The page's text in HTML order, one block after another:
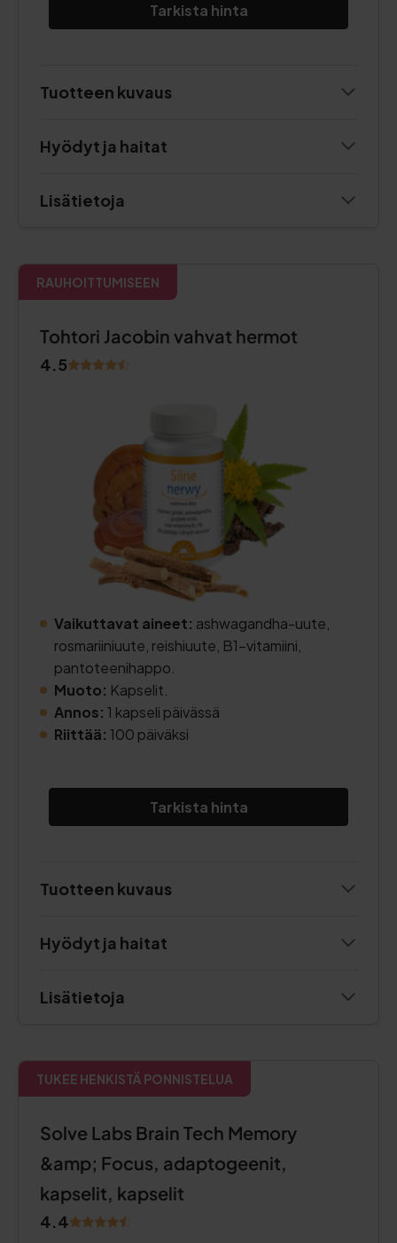
Tarkista hinta
Tuotteen kuvaus
Hyödyt ja haitat
Lisätietoja
RAUHOITTUMISEEN
Tohtori Jacobin vahvat hermot
4.5
Vaikuttavat aineet: ashwagandha-uute,
rosmariiniuute, reishiuute, B1-vitamiini,
pantoteenihappo.
Muoto: Kapselit.
Annos: 1 kapseli päivässä
Riittää: 100 päiväksi
Tarkista hinta
Tuotteen kuvaus
Hyödyt ja haitat
Lisätietoja
TUKEE HENKISTÄ PONNISTELUA
Solve Labs Brain Tech Memory
&amp; Focus, adaptogeenit,
kapselit, kapselit
4.4